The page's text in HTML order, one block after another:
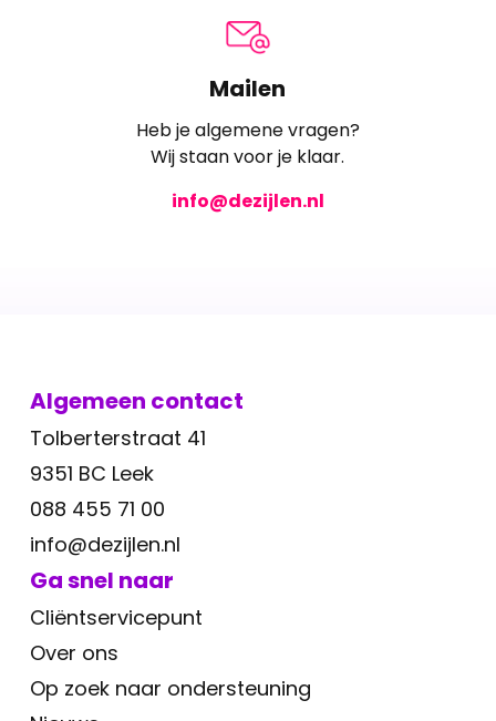
Mailen
Heb je algemene vragen?
Wij staan voor je klaar.
info@dezijlen.nl
Algemeen contact
Tolberterstraat 41
9351 BC Leek
088 455 71 00
info@dezijlen.nl
Ga snel naar
Cliëntservicepunt
Over ons
Op zoek naar ondersteuning